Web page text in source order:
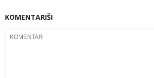
KOMENTARIŠI